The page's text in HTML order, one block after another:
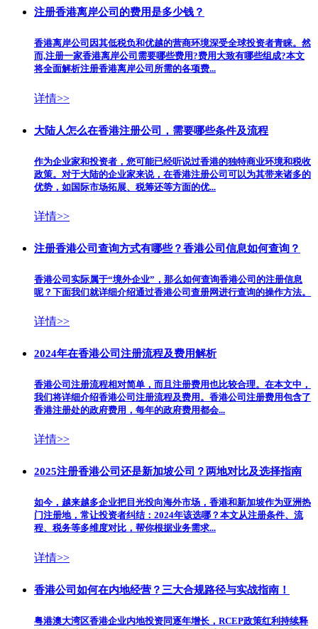
注册香港离岸公司的费用是多少钱？
香港离岸公司因其低税负和优越的营商环境深受全球投资者青睐。然
而,注册一家香港离岸公司需要哪些费用?费用大致有哪些组成?本文
将全面解析注册香港离岸公司所需的各项费...
详情>>
大陆人怎么在香港注册公司，需要哪些条件及流程
作为企业家和投资者，您可能已经听说过香港的独特商业环境和税收
政策。对于大陆的企业家来说，在香港注册公司​可以为其带来诸多的
优势，如国际市场拓展、税筹还等方面的优...
详情>>
注册香港公司查询方式有哪些？香港公司信息如何查询？
香港公司实际属于“境外企业”，那么如何查询香港公司的注册信息
呢？下面我们就详细介绍通过香港公司查册网进行查询的操作方法。
详情>>
2024年在香港公司注册流程及费用解析
香港公司注册流程相对简单，而且注册费用也比较合理。在本文中，
我们将详细介绍香港公司注册流程及费用。香港公司注册费用包含了
香港注册处的政府费用，每年的政府费用都会...
详情>>
2025注册香港公司还是新加坡公司？两地对比及选择指南
如今，越来越多企业把目光投向海外市场，香港和新加坡作为亚洲热
门注册地，常让投资者纠结：2024年该选哪？本文从注册条件、流
程、税务等多维度对比，帮你根据业务需求...
详情>>
香港公司如何在内地经营？三大合规路径与实战指南！
粤港澳大湾区香港企业内地投资同逐年增长，RCEP政策红利持续释